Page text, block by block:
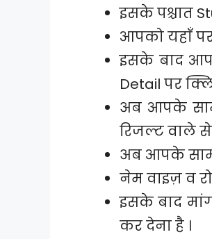
इसके पश्चात
आपको यहाँ पर
इसके बाद
Detail पर
अब आपके
रिजल्ट वाले
अब आपके
नेम वाइज़ व
इसके बाद
कर देना है ।